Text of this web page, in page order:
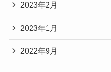
2023年2月
2023年1月
2022年9月